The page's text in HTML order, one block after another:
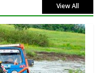
View All